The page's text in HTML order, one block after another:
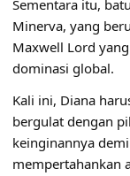
Sementara itu,
Minerva, yang
Maxwell Lord
dominasi global.
Kali ini, Diana
bergulat dengan
keinginannya
mempertahankan